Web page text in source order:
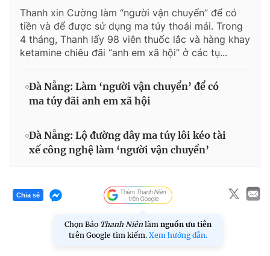
Thanh xin Cường làm “người vận chuyển” để có
tiền và để được sử dụng ma túy thoải mái. Trong
4 tháng, Thanh lấy 98 viên thuốc lắc và hàng khay
ketamine chiêu đãi “anh em xã hội” ở các tụ...
Đà Nẵng: Làm ‘người vận chuyển’ để có
ma túy đãi anh em xã hội
Đà Nẵng: Lộ đường dây ma túy lôi kéo tài
xế công nghệ làm ‘người vận chuyển’
Chia sẻ
Chọn Báo Thanh Niên làm nguồn ưu tiên
trên Google tìm kiếm. Xem hướng dẫn.